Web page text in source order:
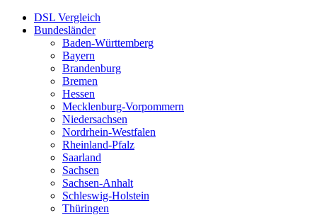
DSL Vergleich
Bundesländer
Baden-Württemberg
Bayern
Brandenburg
Bremen
Hessen
Mecklenburg-Vorpommern
Niedersachsen
Nordrhein-Westfalen
Rheinland-Pfalz
Saarland
Sachsen
Sachsen-Anhalt
Schleswig-Holstein
Thüringen